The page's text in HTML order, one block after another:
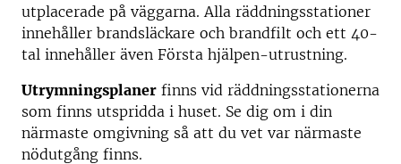
utplacerade på väggarna. Alla räddningsstationer
innehåller brandsläckare och brandfilt och ett 40-
tal innehåller även Första hjälpen-utrustning.
Utrymningsplaner finns vid räddningsstationerna
som finns utspridda i huset. Se dig om i din
närmaste omgivning så att du vet var närmaste
nödutgång finns.